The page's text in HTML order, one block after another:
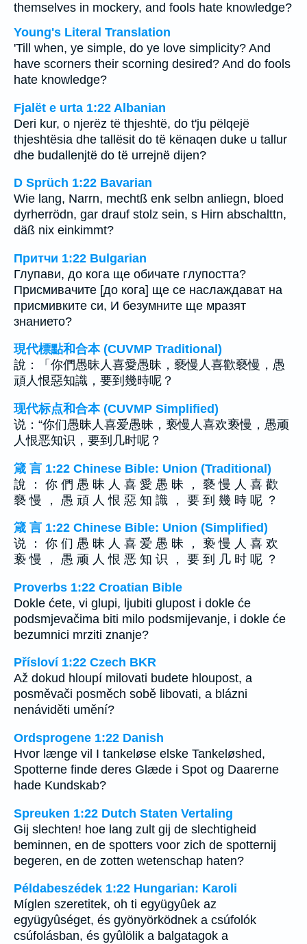
themselves in mockery, and fools hate knowledge?
Young's Literal Translation
'Till when, ye simple, do ye love simplicity? And
have scorners their scorning desired? And do fools
hate knowledge?
Fjalët e urta 1:22 Albanian
Deri kur, o njerëz të thjeshtë, do t'ju pëlqejë
thjeshtësia dhe tallësit do të kënaqen duke u tallur
dhe budallenjtë do të urrejnë dijen?
D Sprüch 1:22 Bavarian
Wie lang, Narrn, mechtß enk selbn anliegn, bloed
dyrherrödn, gar drauf stolz sein, s Hirn abschalttn,
däß nix einkimmt?
Притчи 1:22 Bulgarian
Глупави, до кога ще обичате глупостта?
Присмивачите [до кога] ще се наслаждават на
присмивките си, И безумните ще мразят
знанието?
現代標點和合本 (CUVMP Traditional)
說：「你們愚昧人喜愛愚昧，褻慢人喜歡褻慢，愚
頑人恨惡知識，要到幾時呢？
现代标点和合本 (CUVMP Simplified)
说：“你们愚昧人喜爱愚昧，亵慢人喜欢亵慢，愚顽
人恨恶知识，要到几时呢？
箴 言 1:22 Chinese Bible: Union (Traditional)
說 ： 你 們 愚 昧 人 喜 愛 愚 昧 ， 褻 慢 人 喜 歡
褻 慢 ， 愚 頑 人 恨 惡 知 識 ， 要 到 幾 時 呢 ？
箴 言 1:22 Chinese Bible: Union (Simplified)
说 ： 你 们 愚 昧 人 喜 爱 愚 昧 ， 亵 慢 人 喜 欢
亵 慢 ， 愚 顽 人 恨 恶 知 识 ， 要 到 几 时 呢 ？
Proverbs 1:22 Croatian Bible
Dokle ćete, vi glupi, ljubiti glupost i dokle će
podsmjevačima biti milo podsmijevanje, i dokle će
bezumnici mrziti znanje?
Přísloví 1:22 Czech BKR
Až dokud hloupí milovati budete hloupost, a
posměvači posměch sobě libovati, a blázni
nenáviděti umění?
Ordsprogene 1:22 Danish
Hvor længe vil I tankeløse elske Tankeløshed,
Spotterne finde deres Glæde i Spot og Daarerne
hade Kundskab?
Spreuken 1:22 Dutch Staten Vertaling
Gij slechten! hoe lang zult gij de slechtigheid
beminnen, en de spotters voor zich de spotternij
begeren, en de zotten wetenschap haten?
Példabeszédek 1:22 Hungarian: Karoli
Míglen szeretitek, oh ti együgyûek az
együgyûséget, és gyönyörködnek a csúfolók
csúfolásban, és gyûlölik a balgatagok a